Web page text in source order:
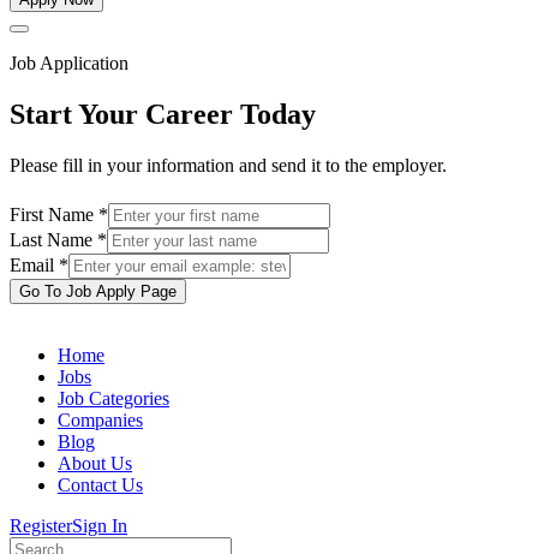
Job Application
Start Your Career Today
Please fill in your information and send it to the employer.
First Name *
Last Name *
Email *
Go To Job Apply Page
Home
Jobs
Job Categories
Companies
Blog
About Us
Contact Us
RegisterSign In